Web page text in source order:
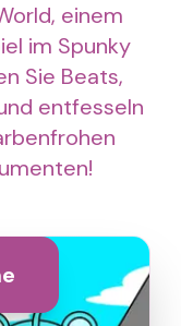
einem
im Spunky
Sie Beats,
entfesseln